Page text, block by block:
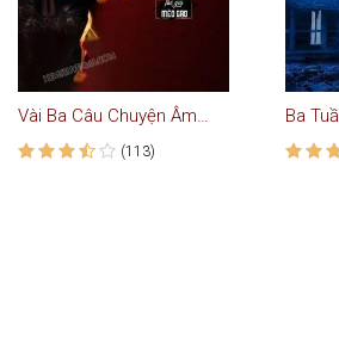
Vài Ba Câu Chuyện Âm Dương
(113)